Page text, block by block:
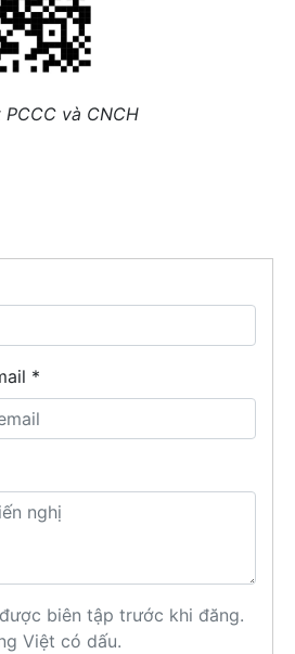
và CNCH
*
biên tập trước khi đăng.
Việt có dấu.